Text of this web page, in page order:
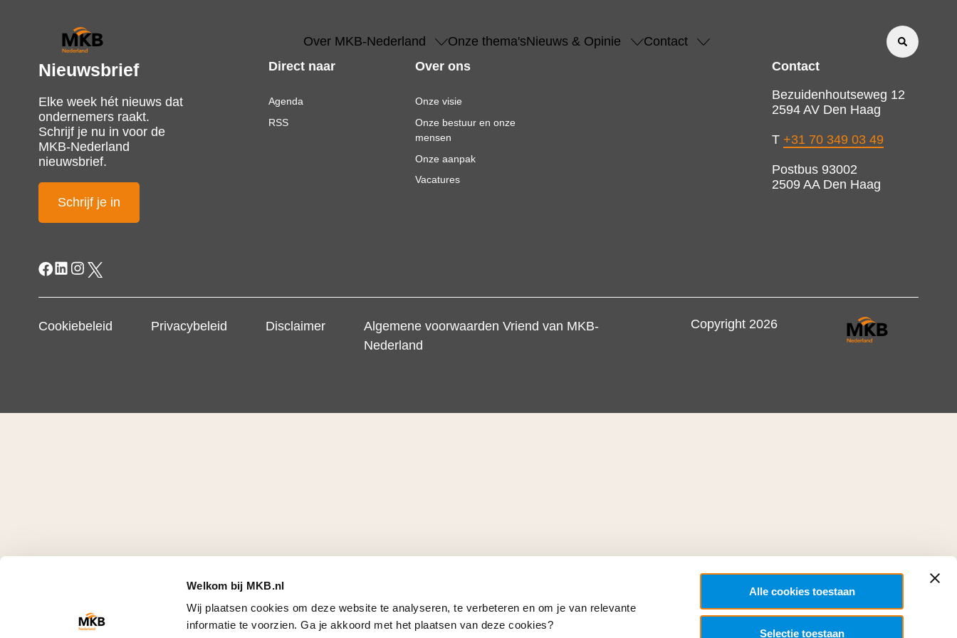
Welkom bij MKB.nl
Wij plaatsen cookies om deze website te analyseren, te verbeteren en om je van relevante
informatie te voorzien. Ga je akkoord met het plaatsen van deze cookies?
Alle cookies toestaan
Selectie toestaan
Over MKB-Nederland Onze thema'sNieuws & Opinie Contact
Nieuwsbrief
Elke week hét nieuws dat
ondernemers raakt.
Schrijf je nu in voor de
MKB-Nederland
nieuwsbrief.
Schrijf je in
Direct naar
Agenda
RSS
Over ons
Onze visie
Onze bestuur en onze
mensen
Onze aanpak
Vacatures
Contact
Bezuidenhoutseweg 12
2594 AV Den Haag
T +31 70 349 03 49
Postbus 93002
2509 AA Den Haag
Cookiebeleid Privacybeleid Disclaimer
Algemene voorwaarden Vriend van MKB-
Nederland
Copyright 2026